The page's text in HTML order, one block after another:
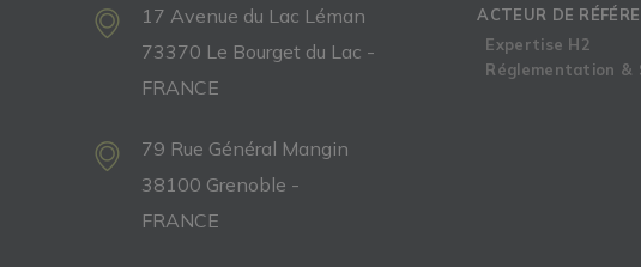
17 Avenue du Lac Léman
73370 Le Bourget du Lac -
FRANCE
79 Rue Général Mangin
38100 Grenoble -
FRANCE
ACTEUR DE
Expertise H2
Réglementation &